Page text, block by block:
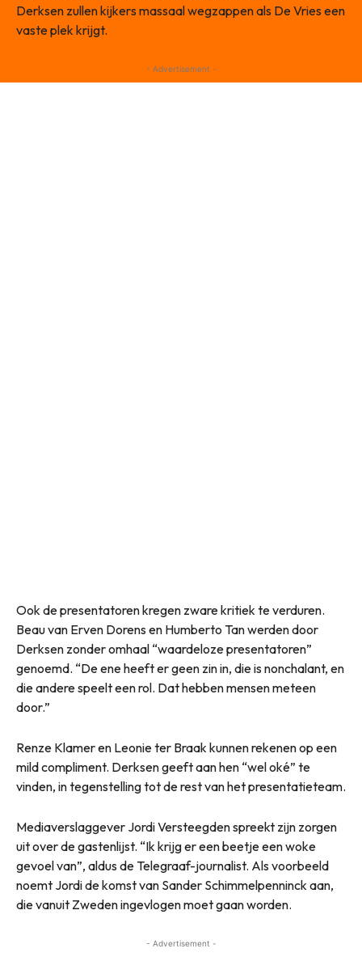
Derksen zullen kijkers massaal wegzappen als De Vries een
vaste plek krijgt.
- Advertisement -
Ook de presentatoren kregen zware kritiek te verduren.
Beau van Erven Dorens en Humberto Tan werden door
Derksen zonder omhaal “waardeloze presentatoren”
genoemd. “De ene heeft er geen zin in, die is nonchalant, en
die andere speelt een rol. Dat hebben mensen meteen
door.”
Renze Klamer en Leonie ter Braak kunnen rekenen op een
mild compliment. Derksen geeft aan hen “wel oké” te
vinden, in tegenstelling tot de rest van het presentatieteam.
Mediaverslaggever Jordi Versteegden spreekt zijn zorgen
uit over de gastenlijst. “Ik krijg er een beetje een woke
gevoel van”, aldus de Telegraaf-journalist. Als voorbeeld
noemt Jordi de komst van Sander Schimmelpenninck aan,
die vanuit Zweden ingevlogen moet gaan worden.
- Advertisement -